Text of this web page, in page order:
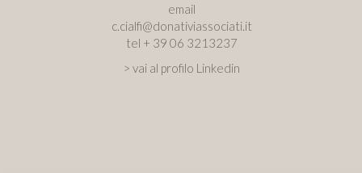
email
c.cialfi@donativiassociati.it
tel + 39 06 3213237
> vai al profilo Linkedin